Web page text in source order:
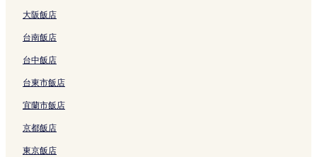
a
n
T
w
r
的
連
結
結
n
的
連
n
Y
o
g
a
n
g
的
連
結
e
l
的
結
大阪飯店
台南飯店
台中飯店
台東市飯店
宜蘭市飯店
京都飯店
東京飯店